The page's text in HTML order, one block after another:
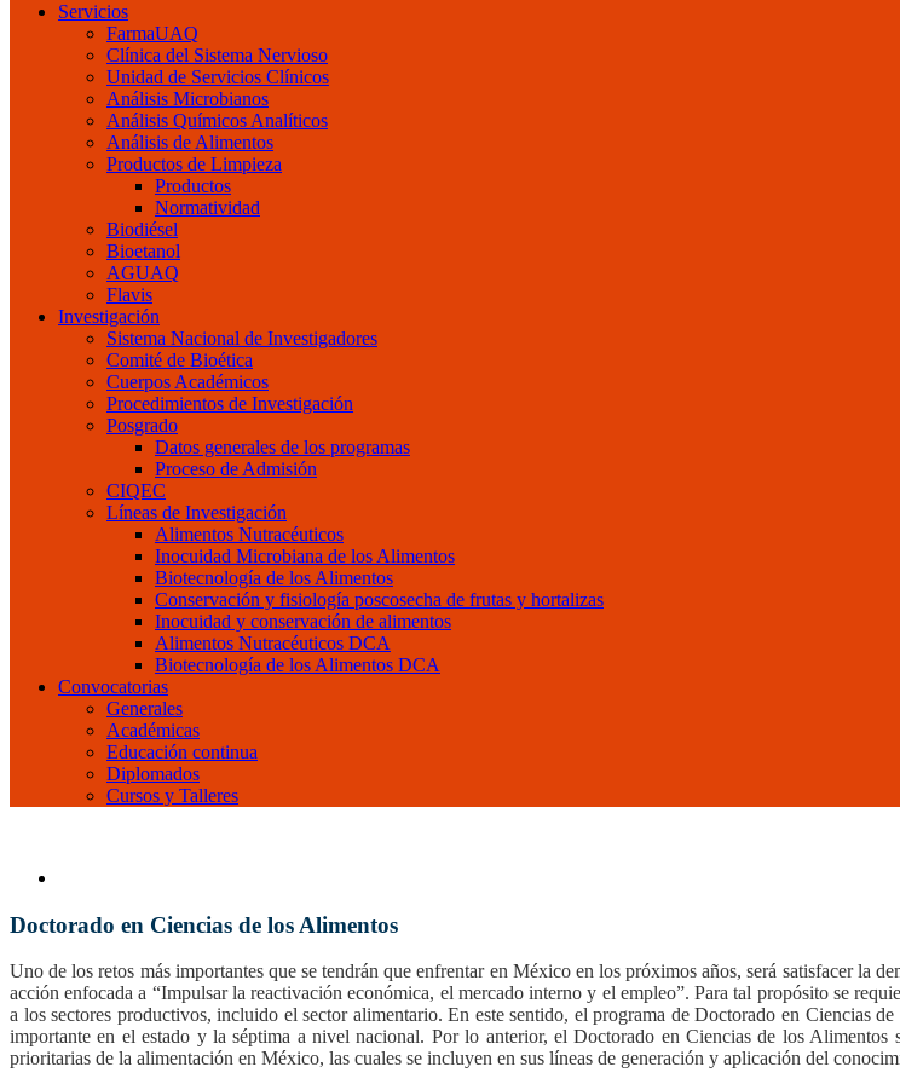
Servicios
FarmaUAQ
Clínica del Sistema Nervioso
Unidad de Servicios Clínicos
Análisis Microbianos
Análisis Químicos Analíticos
Análisis de Alimentos
Productos de Limpieza
Productos
Normatividad
Biodiésel
Bioetanol
AGUAQ
Flavis
Investigación
Sistema Nacional de Investigadores
Comité de Bioética
Cuerpos Académicos
Procedimientos de Investigación
Posgrado
Datos generales de los programas
Proceso de Admisión
CIQEC
Líneas de Investigación
Alimentos Nutracéuticos
Inocuidad Microbiana de los Alimentos
Biotecnología de los Alimentos
Conservación y fisiología poscosecha de frutas y hortalizas
Inocuidad y conservación de alimentos
Alimentos Nutracéuticos DCA
Biotecnología de los Alimentos DCA
Convocatorias
Generales
Académicas
Educación continua
Diplomados
Cursos y Talleres
Doctorado en Ciencias de los Alimentos
Uno de los retos más importantes que se tendrán que enfrentar en México en los próximos años, será satisfacer la
acción enfocada a “Impulsar la reactivación económica, el mercado interno y el empleo”. Para tal propósito se
a los sectores productivos, incluido el sector alimentario. En este sentido, el programa de Doctorado en Ciencias
importante en el estado y la séptima a nivel nacional. Por lo anterior, el Doctorado en Ciencias de los
prioritarias de la alimentación en México, las cuales se incluyen en sus líneas de generación y aplicación del